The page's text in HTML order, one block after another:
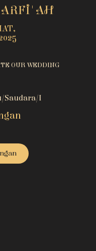
ARFI'AH
OUR WEDDING
Saudara/i